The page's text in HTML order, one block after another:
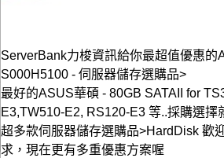
ServerBank力梭資訊給你最超值優惠的
S000H5100 - 伺服器儲存選購品>
最好的ASUS華碩 - 80GB SATAII for
E3,TW510-E2, RS120-E3 等..採購選擇
超多款伺服器儲存選購品>HardDisk 歡
求，現在更有多重優惠方案喔